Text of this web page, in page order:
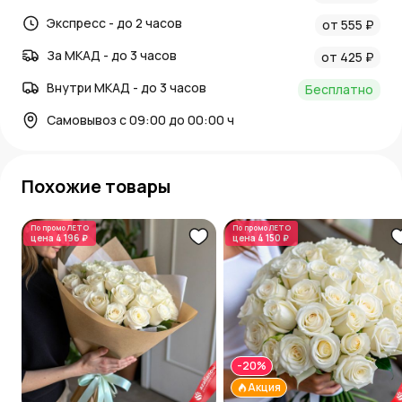
Экспресс - до 2 часов
от 555 ₽
За МКАД - до 3 часов
от 425 ₽
Внутри МКАД - до 3 часов
Бесплатно
Самовывоз с 09:00 до 00:00 ч
Похожие товары
По промоЛЕТО
цена 4 196 ₽
По промоЛЕТО
цена 4 150 ₽
Акция
-20%